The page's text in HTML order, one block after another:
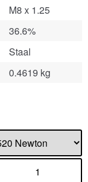
M8 x 1.25
36.6%
Staal
0.4619 kg